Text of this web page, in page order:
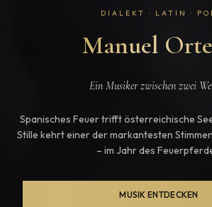
DIALEKT · LATIN ·
Manuel
Ein Musiker zwischen zwei
Spanisches Feuer trifft österreichische
Stille kehrt einer der markantesten
– im Jahr des
MUSIK ENTDECKEN